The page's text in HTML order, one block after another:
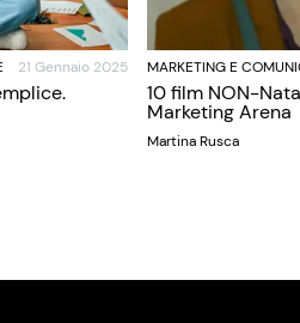
21 Gennaio 2025 MARKETING E
10 film NON-
Marketing Arena
Martina Rusca